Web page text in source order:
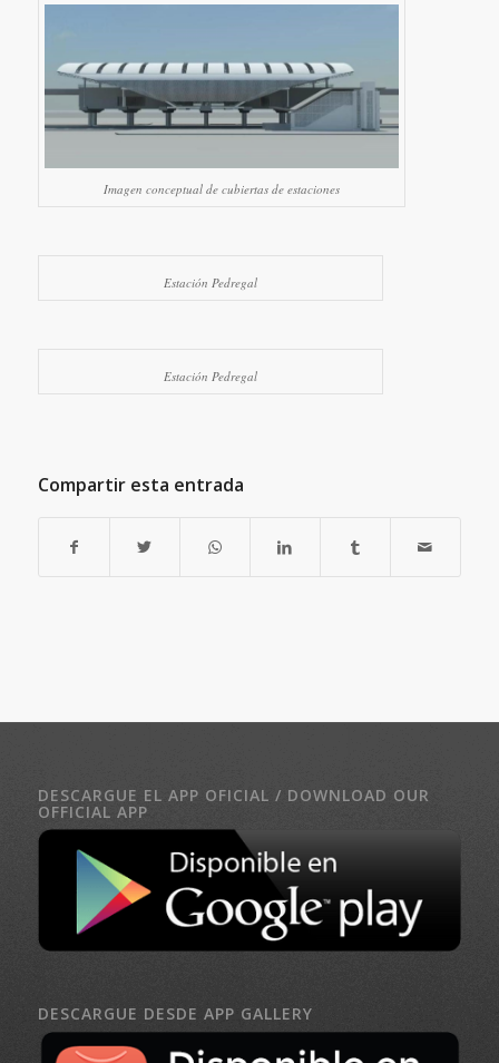
Imagen conceptual de cubiertas de estaciones
Estación Pedregal
Estación Pedregal
Compartir esta entrada
DESCARGUE EL APP OFICIAL / DOWNLOAD OUR
OFFICIAL APP
DESCARGUE DESDE APP GALLERY